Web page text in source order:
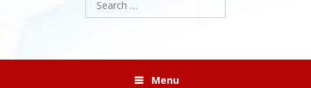
for:
Menu